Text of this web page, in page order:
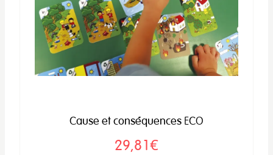
Cause et conséquences ECO
29,81€